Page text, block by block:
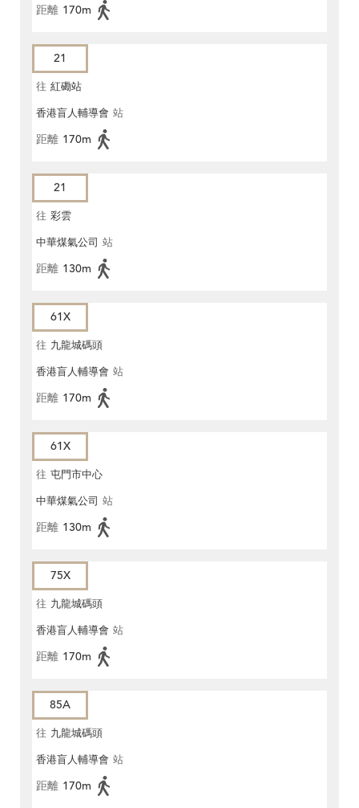
距離 170m
21
往 紅磡站
香港盲人輔導會 站
距離 170m
21
往 彩雲
中華煤氣公司 站
距離 130m
61X
往 九龍城碼頭
香港盲人輔導會 站
距離 170m
61X
往 屯門市中心
中華煤氣公司 站
距離 130m
75X
往 九龍城碼頭
香港盲人輔導會 站
距離 170m
85A
往 九龍城碼頭
香港盲人輔導會 站
距離 170m